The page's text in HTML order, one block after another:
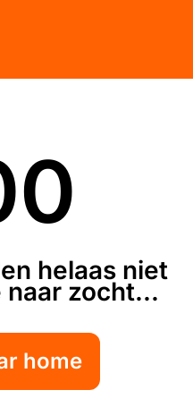
helaas niet
zocht...
home